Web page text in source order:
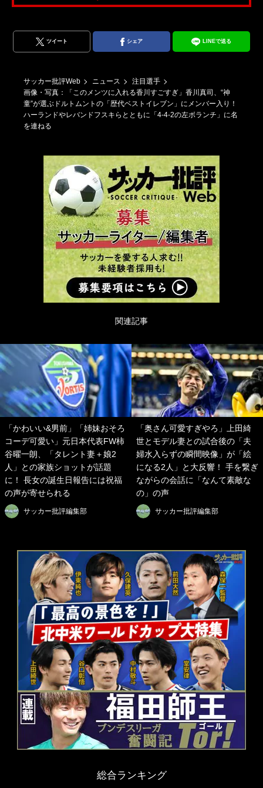
ツイート シェア LINEで送る
サッカー批評Web ニュース
注目選手
画像・写真：「このメンツに入れる香川すごすぎ」香川真司、“神
童”が選ぶドルトムントの「歴代ベストイレブン」にメンバー入り！
ハーランドやレバンドフスキらとともに「4-4-2の左ボランチ」に名
を連ねる
関連記事
「かわいい&男前」「姉妹おそろ
コーデ可愛い」元日本代表FW柿
谷曜一朗、「タレント妻＋娘2
人」との家族ショットが話題
に！ 長女の誕生日報告には祝福
の声が寄せられる
サッカー批評編集部
「奥さん可愛すぎやろ」上田綺
世とモデル妻との試合後の「夫
婦水入らずの瞬間映像」が「絵
になる2人」と大反響！ 手を繋ぎ
ながらの会話に「なんて素敵な
の」の声
サッカー批評編集部
総合ランキング